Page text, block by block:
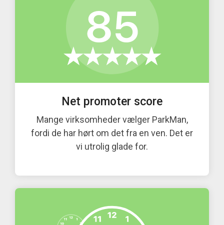
Net promoter score
Mange virksomheder vælger ParkMan,
fordi de har hørt om det fra en ven. Det er
vi utrolig glade for.